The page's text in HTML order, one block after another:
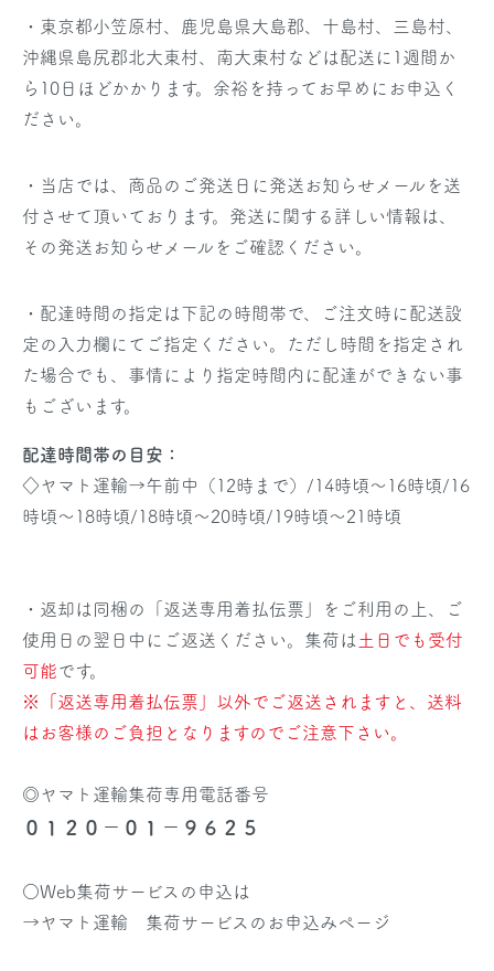
・東京都小笠原村、鹿児島県大島郡、十島村、三島村、
沖縄県島尻郡北大東村、南大東村などは配送に1週間か
ら10日ほどかかります。余裕を持ってお早めにお申込く
ださい。
・当店では、商品のご発送日に発送お知らせメールを送
付させて頂いております。発送に関する詳しい情報は、
その発送お知らせメールをご確認ください。
・配達時間の指定は下記の時間帯で、ご注文時に配送設
定の入力欄にてご指定ください。ただし時間を指定され
た場合でも、事情により指定時間内に配達ができない事
もございます。
配達時間帯の目安：
◇ヤマト運輸→午前中（12時まで）/14時頃～16時頃/16
時頃～18時頃/18時頃～20時頃/19時頃～21時頃
・返却は同梱の「返送専用着払伝票」をご利用の上、ご
使用日の翌日中にご返送ください。集荷は 土日でも受付
可能です。
※「返送専用着払伝票」以外でご返送されますと、送料
はお客様のご負担となりますのでご注意下さい。
◎ヤマト運輸集荷専用電話番号
０１２０－０１－９６２５
○Web集荷サービスの申込は
→ヤマト運輸 集荷サービスのお申込みページ